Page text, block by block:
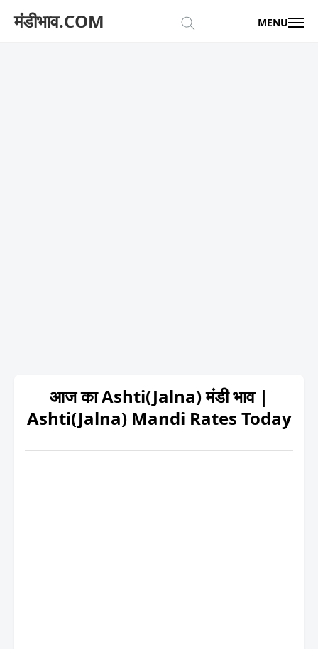
मंडीभाव.COM MENU
आज का Ashti(Jalna) मंडी भाव |
Ashti(Jalna) Mandi Rates Today